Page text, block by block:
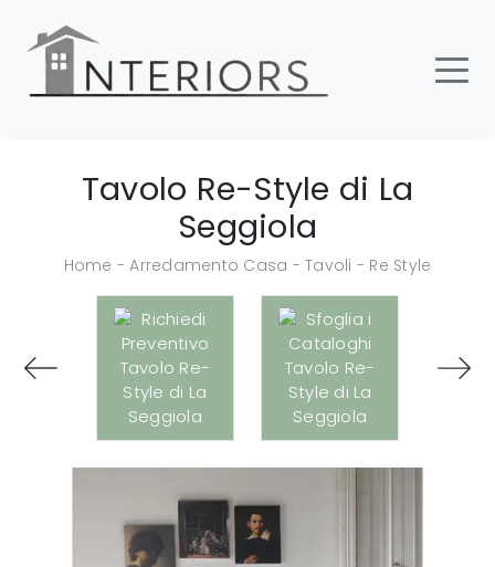
Tavolo Re-Style di La
Seggiola
Home -Arredamento Casa -Tavoli - Re Style